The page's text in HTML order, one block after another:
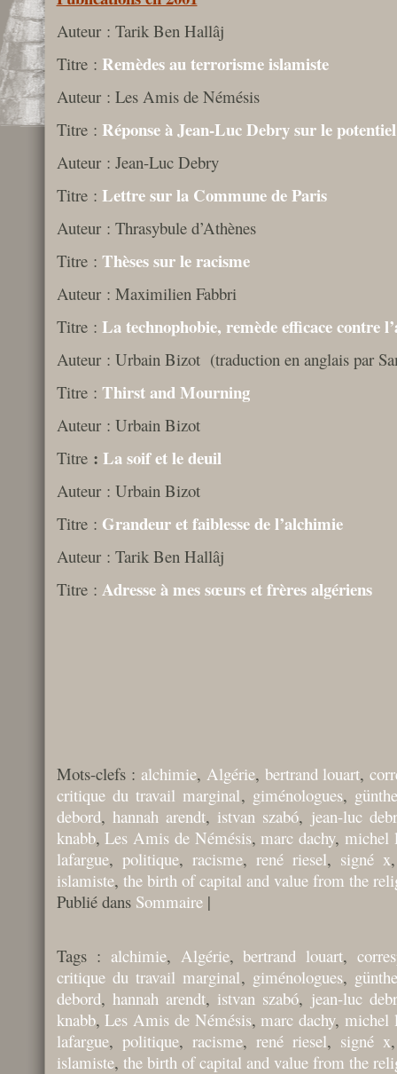
Auteur : Tarik Ben Hallâj
Titre : Remèdes au terrorisme islamiste
Auteur : Les Amis de Némésis
Titre : Réponse à Jean-Luc Debry sur le
Auteur : Jean-Luc Debry
Titre : Lettre sur la Commune de Paris
Auteur : Thrasybule d’Athènes
Titre : Thèses sur le racisme
Auteur : Maximilien Fabbri
Titre : La technophobie, remède efficace contre
Auteur : Urbain Bizot (traduction en anglais par
Titre : Thirst and Mourning
Auteur : Urbain Bizot
Titre : La soif et le deuil
Auteur : Urbain Bizot
Titre : Grandeur et faiblesse de l’alchimie
Auteur : Tarik Ben Hallâj
Titre : Adresse à mes sœurs et frères algériens
Mots-clefs : alchimie, Algérie, bertrand louart,
critique du travail marginal, giménologues,
debord, hannah arendt, istvan szabó, jean-luc
knabb,Les Amis de Némésis, marc dachy, michel
lafargue, politique, racisme, rené riesel, signé x
islamiste, the birth of capital and value from the
Publié dans Sommaire|
Tags : alchimie, Algérie,bertrand louart,
critique du travail marginal, giménologues,
debord, hannah arendt, istvan szabó, jean-luc
knabb,Les Amis de Némésis, marc dachy, michel
lafargue, politique, racisme, rené riesel, signé x
islamiste, the birth of capital and value from the